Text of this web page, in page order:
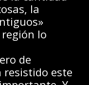
la
lo
de
este